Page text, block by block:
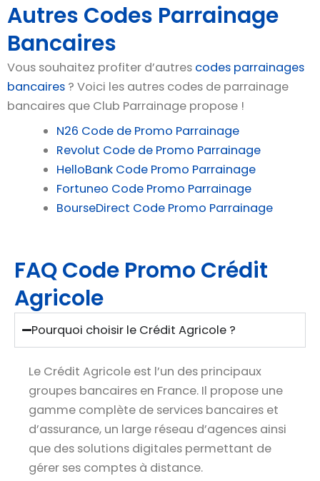
Autres Codes Parrainage
Bancaires
Vous souhaitez profiter d’autres codes parrainages
bancaires ? Voici les autres codes de parrainage
bancaires que Club Parrainage propose !
N26 Code de Promo Parrainage
Revolut Code de Promo Parrainage
HelloBank Code Promo Parrainage
Fortuneo Code Promo Parrainage
BourseDirect Code Promo Parrainage
FAQ Code Promo Crédit
Agricole
Pourquoi choisir le Crédit Agricole ?
Le Crédit Agricole est l’un des principaux
groupes bancaires en France. Il propose une
gamme complète de services bancaires et
d’assurance, un large réseau d’agences ainsi
que des solutions digitales permettant de
gérer ses comptes à distance.